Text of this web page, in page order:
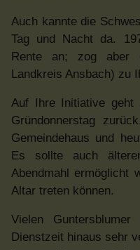
Auch kannte die
Tag und Nacht da.
Rente an; zog aber
Landkreis Ansbach) zu
Auf Ihre Initiative geht
Gründonnerstag
Gemeindehaus und
Es sollte auch
Abendmahl ermöglicht
Altar treten können.
Vielen
Dienstzeit hinaus sehr